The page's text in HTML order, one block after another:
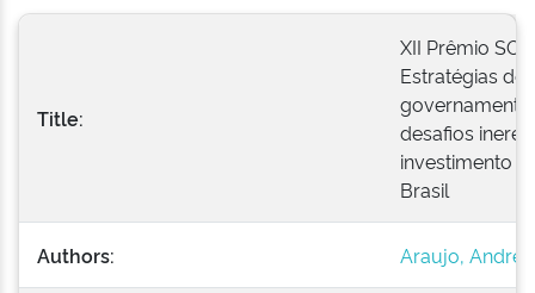
Title:
XII Prêmio
Estratégias
desafios
investimento
Brasil
Authors: Araujo,